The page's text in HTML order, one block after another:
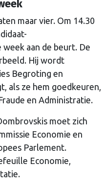
maar vier. Om 14.30
week aan de beurt. De
Hij wordt
Begroting en
als ze hem goedkeuren,
en Administratie.
moet zich
Economie en
Parlement.
Economie,